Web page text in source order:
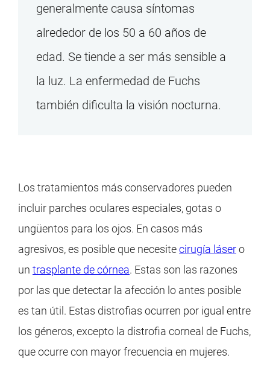
generalmente causa síntomas
alrededor de los 50 a 60 años de
edad. Se tiende a ser más sensible a
la luz. La enfermedad de Fuchs
también dificulta la visión nocturna.
Los tratamientos más conservadores pueden
incluir parches oculares especiales, gotas o
ungüentos para los ojos. En casos más
agresivos, es posible que necesitecirugía lásero
un trasplante de córnea. Estas son las razones
por las que detectar la afección lo antes posible
es tan útil. Estas distrofias ocurren por igual entre
los géneros, excepto la distrofia corneal de Fuchs,
que ocurre con mayor frecuencia en mujeres.